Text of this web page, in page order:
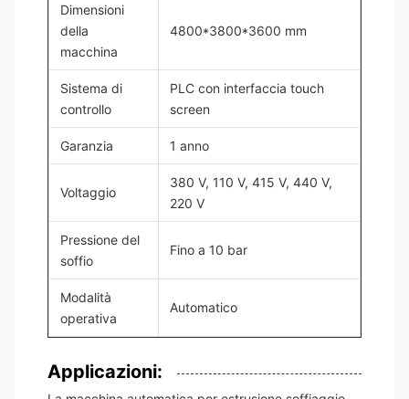
Dimensioni
della
macchina
4800*3800*3600 mm
Sistema di
controllo
PLC con interfaccia touch
screen
Garanzia 1 anno
Voltaggio
380 V, 110 V, 415 V, 440 V,
220 V
Pressione del
soffio
Fino a 10 bar
Modalità
operativa
Automatico
Applicazioni: